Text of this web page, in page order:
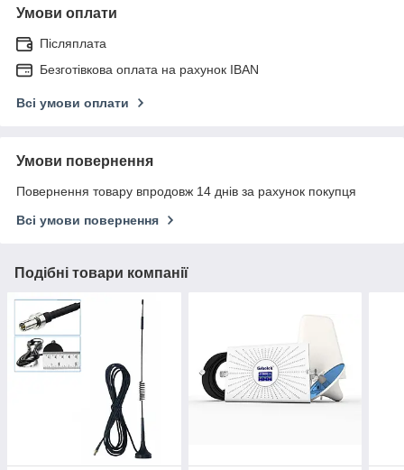
Умови оплати
Післяплата
Безготівкова оплата на рахунок IBAN
Всі умови оплати
Умови повернення
Повернення товару впродовж 14 днів за рахунок покупця
Всі умови повернення
Подібні товари компанії